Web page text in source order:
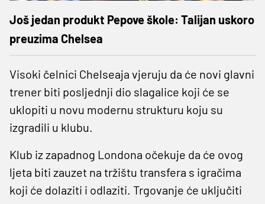
Još jedan produkt Pepove škole: Talijan uskoro
preuzima Chelsea
Visoki čelnici Chelseaja vjeruju da će novi glavni
trener biti posljednji dio slagalice koji će se
uklopiti u novu modernu strukturu koju su
izgradili u klubu.
Klub iz zapadnog Londona očekuje da će ovog
ljeta biti zauzet na tržištu transfera s igračima
koji će dolaziti i odlaziti. Trgovanje će uključiti